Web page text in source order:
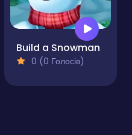
Build a Snowman
0 (0 Голосів)